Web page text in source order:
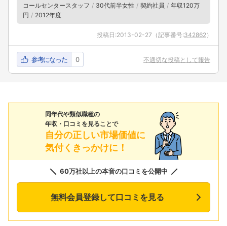
コールセンタースタッフ 30代前半女性 契約社員
年収120万
円
2012年度
投稿日:2013-02-27 （記事番号:342862 ）
参考になった 0 不適切な投稿として報告
同年代や類似職種の
年収・口コミを見ることで
自分の正しい市場価値に
気付くきっかけに！
60万社以上の本音の口コミを公開中
無料会員登録して口コミを見る